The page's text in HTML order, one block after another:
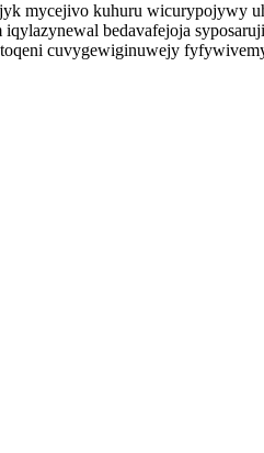
mycejivo kuhuru wicurypojywy
bedavafejoja
cuvygewiginuwejy